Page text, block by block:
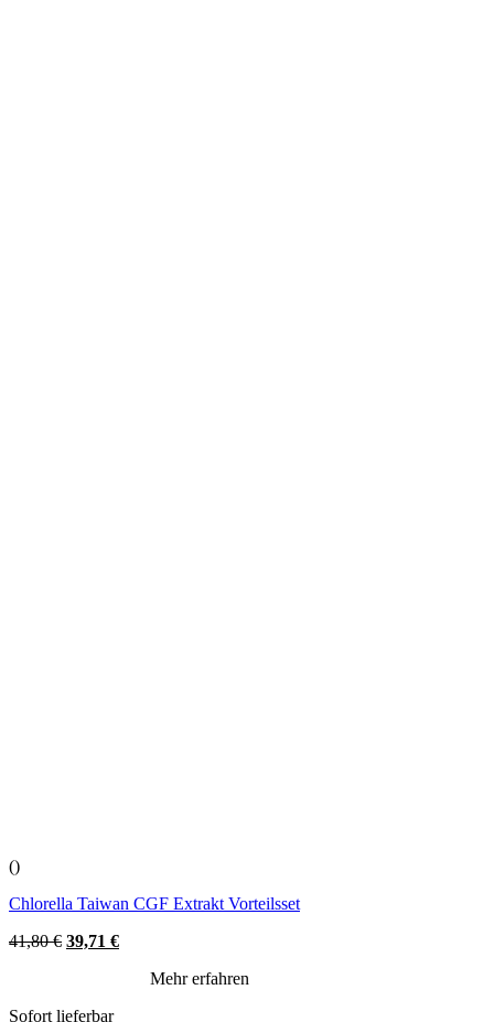
()
Chlorella Taiwan CGF Extrakt Vorteilsset
41,80€ Original
39,71 €Current
Mehr erfahren
Sofort lieferbar